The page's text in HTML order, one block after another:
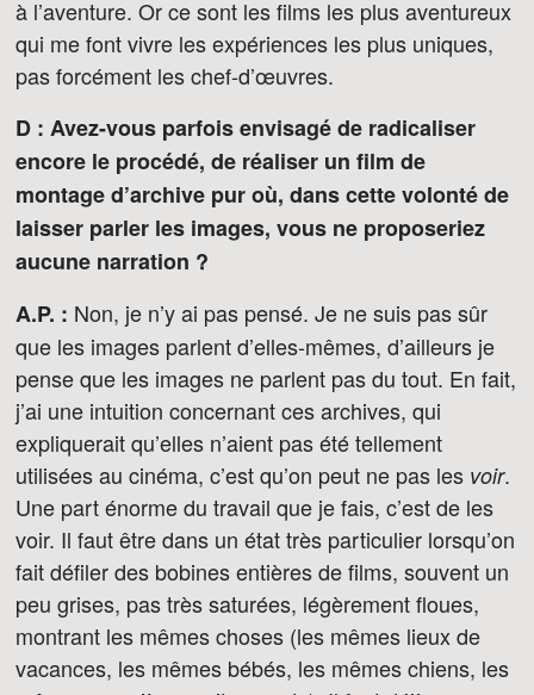
à l’aventure. Or ce sont les films les plus aventureux
qui me font vivre les expériences les plus uniques,
pas forcément les chef-d’œuvres.
D : Avez-vous parfois envisagé de radicaliser
encore le procédé, de réaliser un film de
montage d’archive pur où, dans cette volonté de
laisser parler les images, vous ne proposeriez
aucune narration ?
A.P. : Non, je n’y ai pas pensé. Je ne suis pas sûr
que les images parlent d’elles-mêmes, d’ailleurs je
pense que les images ne parlent pas du tout. En fait,
j’ai une intuition concernant ces archives, qui
expliquerait qu’elles n’aient pas été tellement
utilisées au cinéma, c’est qu’on peut ne pas les voir.
Une part énorme du travail que je fais, c’est de les
voir. Il faut être dans un état très particulier lorsqu’on
fait défiler des bobines entières de films, souvent un
peu grises, pas très saturées, légèrement floues,
montrant les mêmes choses (les mêmes lieux de
vacances, les mêmes bébés, les mêmes chiens, les